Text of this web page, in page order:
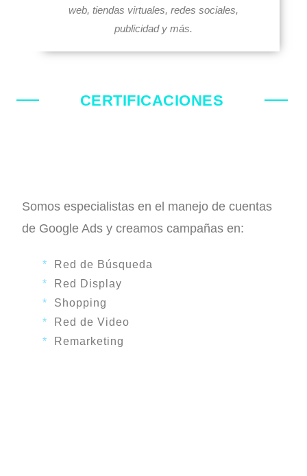
web, tiendas virtuales, redes sociales,
publicidad y más.
CERTIFICACIONES
Somos especialistas en el manejo de cuentas
de Google Ads y creamos campañas en:
*
Red de Búsqueda
*
Red Display
* Shopping
*
Red de Video
*
Remarketing